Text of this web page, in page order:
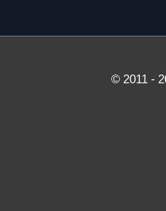
© 2011 -